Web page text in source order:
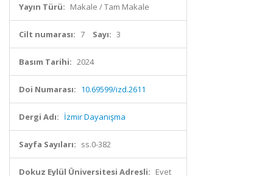
Yayın Türü: Makale / Tam Makale
Cilt numarası: 7 Sayı: 3
Basım Tarihi: 2024
Doi Numarası: 10.69599/izd.2611
Dergi Adı: İzmir Dayanışma
Sayfa Sayıları: ss.0-382
Dokuz Eylül Üniversitesi Adresli: Evet